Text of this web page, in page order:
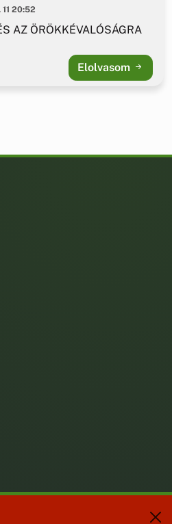
20:52
AZ ÖRÖKKÉVALÓSÁGRA
Elolvasom